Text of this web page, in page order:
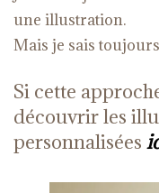
une illustration.
Mais je sais
Si cette
découvrir les
personnalisées